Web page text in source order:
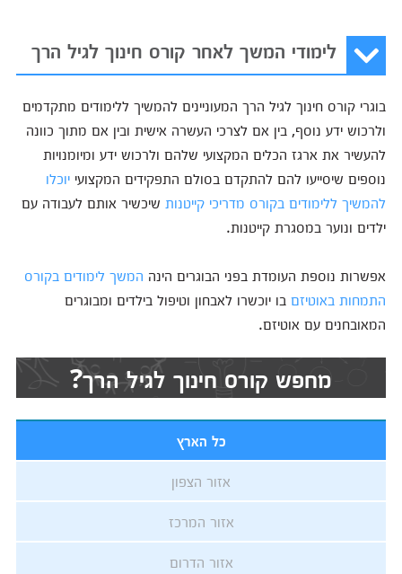
לימודי המשך לאחר קורס חינוך לגיל הרך
בוגרי קורס חינוך לגיל הרך המעוניינים להמשיך ללימודים מתקדמים
ולרכוש ידע נוסף, בין אם לצרכי העשרה אישית ובין אם מתוך כוונה
להעשיר את ארגז הכלים המקצועי שלהם ולרכוש ידע ומיומנויות
נוספים שיסייעו להם להתקדם בסולם התפקידים המקצועי יוכלו
להמשיך ללימודים בקורס מדריכי קייטנותשיכשיר אותם לעבודה עם
ילדים ונוער במסגרת קייטנות.
אפשרות נוספת העומדת בפני הבוגרים הינה המשך לימודים בקורס
התמחות באוטיזםבו יוכשרו לאבחון וטיפול בילדים ומבוגרים
המאובחנים עם אוטיזם.
מחפש קורס חינוך לגיל הרך?
כל הארץ
אזור הצפון
אזור המרכז
אזור הדרום